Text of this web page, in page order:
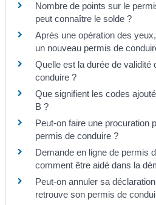
Nombre de points sur le
peut connaître le solde ?
Après une opération des
un nouveau permis de
Quelle est la durée de validité
conduire ?
Que signifient les codes
B ?
Peut-on faire une procuration
permis de conduire ?
Demande en ligne de permis
comment être aidé dans la
Peut-on annuler sa
retrouve son permis de